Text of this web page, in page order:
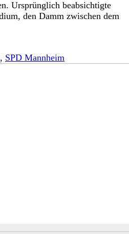
Ursprünglich beabsichtigte
den Damm zwischen dem
, SPD Mannheim